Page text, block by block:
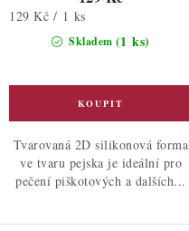
Skladem (1 ks)
Měrná
129 Kč / 1 ks
Tvarovaná 2D silikonová forma
ve tvaru pejska je ideální pro
pečení piškotových a dalších...